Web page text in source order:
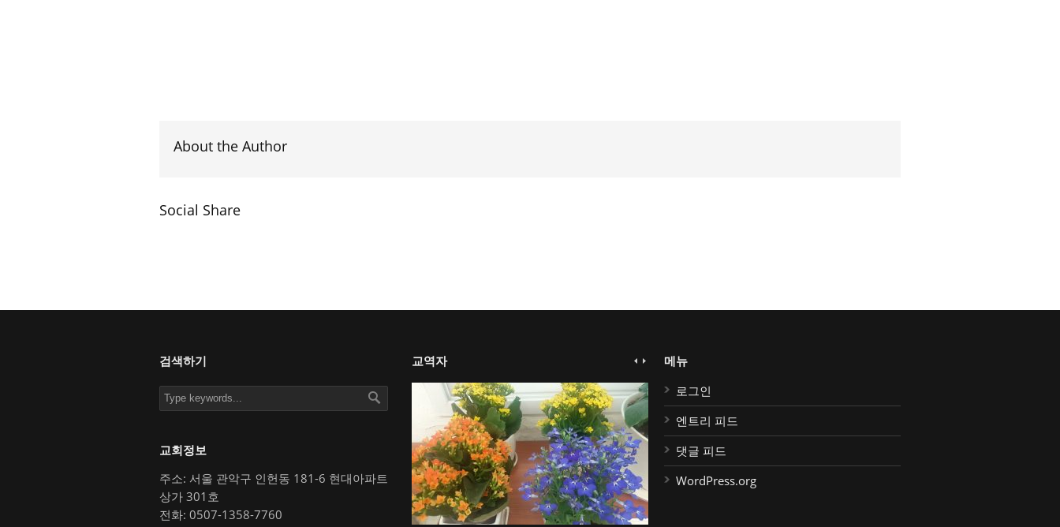
About the Author
Social Share
검색하기
교회정보
주소: 서울 관악구 인헌동 181-6 현대아파트
상가 301호
전화: 0507-1358-7760
교역자
메뉴
로그인
엔트리 피드
댓글 피드
WordPress.org